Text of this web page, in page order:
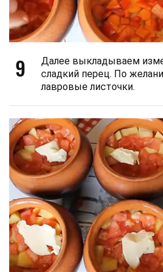
9
Далее выкладываем
сладкий перец. По
лавровые листочки.